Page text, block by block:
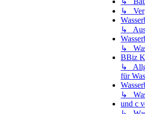
↳
↳
↳
BBiz
↳
für
↳
und c